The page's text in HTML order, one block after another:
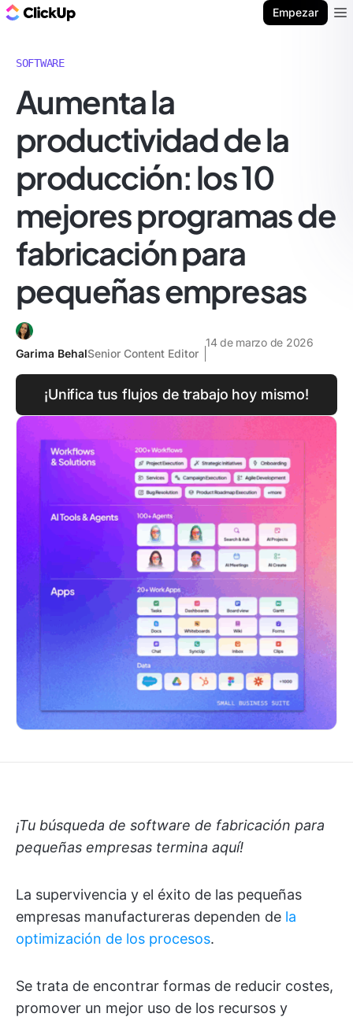
Empezar
SOFTWARE
Aumenta la
productividad de la
producción: los 10
mejores programas de
fabricación para
pequeñas empresas
Garima BehalSenior Content Editor
14 de marzo de 2026
¡Unifica tus flujos de trabajo hoy mismo!
¡Tu búsqueda de software de fabricación para
pequeñas empresas termina aquí!
La supervivencia y el éxito de las pequeñas
empresas manufactureras dependen de la
optimización de los procesos.
Se trata de encontrar formas de reducir costes,
promover un mejor uso de los recursos y